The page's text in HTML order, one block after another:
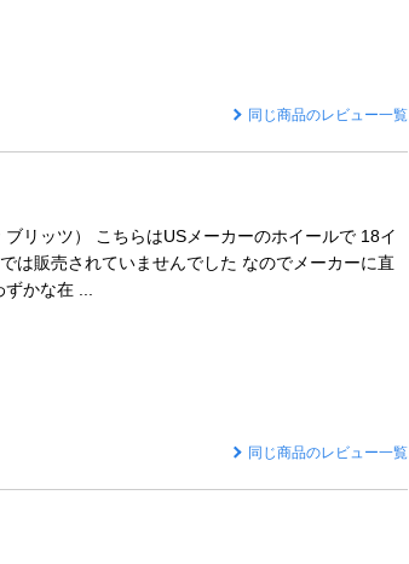
同じ商品のレビュー一覧
リッツ） こちらはUSメーカーのホイールで 18イ
は販売されていませんでした なのでメーカーに直
かな在 ...
同じ商品のレビュー一覧